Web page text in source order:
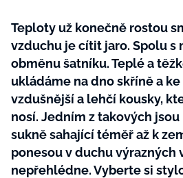
Teploty už konečně rostou
vzduchu je cítit jaro. Spolu s
obměnu šatníku. Teplé a
ukládáme na dno skříně a
vzdušnější a lehčí kousky,
nosí. Jedním z takových
sukně sahající téměř až k
ponesou v duchu výrazných
nepřehlédne. Vyberte si